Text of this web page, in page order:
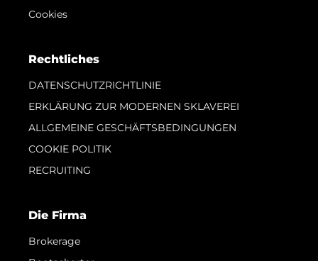
Cookies
Rechtliches
DATENSCHUTZRICHTLINIE
ERKLÄRUNG ZUR MODERNEN SKLAVEREI
ALLGEMEINE GESCHÄFTSBEDINGUNGEN
COOKIE POLITIK
RECRUITING
Die Firma
Brokerage